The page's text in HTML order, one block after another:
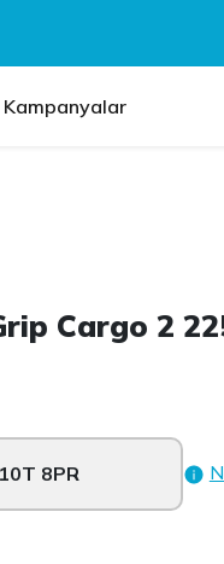
Kampanyalar
Cargo 2
8PR